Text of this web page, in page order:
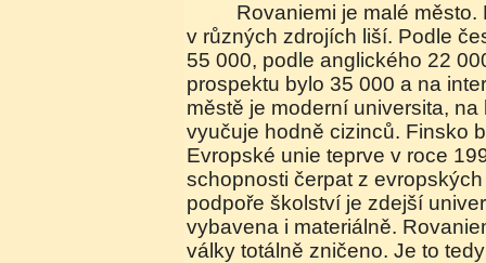
Rovaniemi je malé město. Počty obyvatel se
v různých zdrojích liší. Podle
55 000, podle anglického 22
prospektu bylo 35 000 a na
městě je moderní universita, na
vyučuje hodně cizinců. Finsko
Evropské unie teprve v roce
schopnosti čerpat z
podpoře školství je zdejší
vybavena i materiálně.
války totálně zničeno. Je to